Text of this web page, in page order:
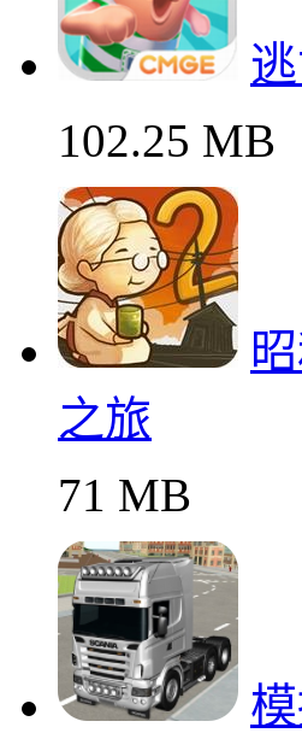
102.25 MB
之旅
71 MB